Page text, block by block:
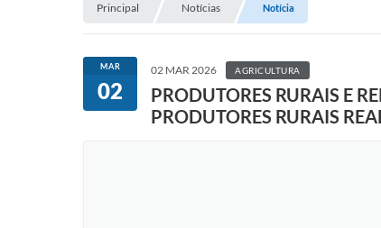
Principal Notícias Notícia
MAR
02
02 MAR 2026 AGRICULTURA
PRODUTORES RURAIS E
PRODUTORES RURAIS